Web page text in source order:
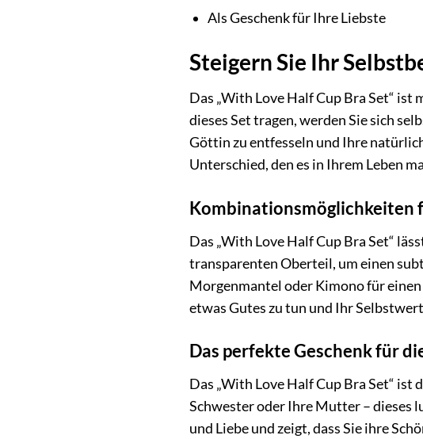
Als Geschenk für Ihre Liebste
Steigern Sie Ihr
Das „With Love Half Cup Bra Set“
dieses Set tragen, werden Sie sich
Göttin zu entfesseln und Ihre
Unterschied, den es in Ihrem Leben
Kombinationsmöglichkeiten
Das „With Love Half Cup Bra Set“
transparenten Oberteil, um einen
Morgenmantel oder Kimono für einen
etwas Gutes zu tun und Ihr
Das perfekte Geschenk für
Das „With Love Half Cup Bra Set“ ist
Schwester oder Ihre Mutter – dieses
und Liebe und zeigt, dass Sie ihre